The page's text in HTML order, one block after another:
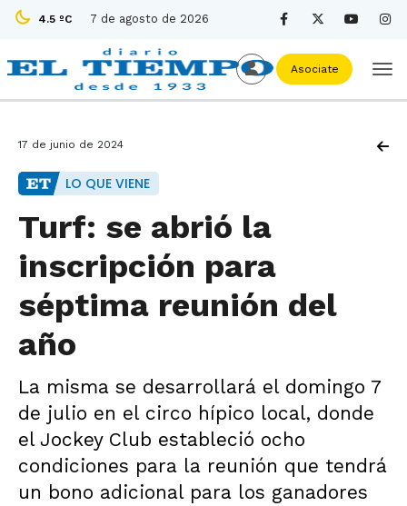
4.5 ºC 7 de agosto de 2026
Asociate
17 de junio de 2024
LO QUE VIENE
Turf: se abrió la
inscripción para
séptima reunión del
año
La misma se desarrollará el domingo 7
de julio en el circo hípico local, donde
el Jockey Club estableció ocho
condiciones para la reunión que tendrá
un bono adicional para los ganadores